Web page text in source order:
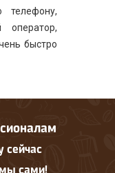
телефону,
оператор,
быстро
сейчас
мы сами!